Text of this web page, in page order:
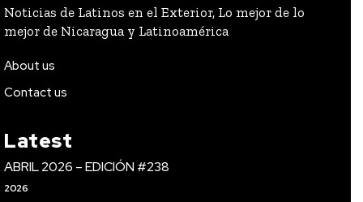
Noticias de Latinos en el Exterior, Lo mejor de lo
mejor de Nicaragua y Latinoamérica
About us
Contact us
Latest
ABRIL 2026 – EDICIÓN #238
2026